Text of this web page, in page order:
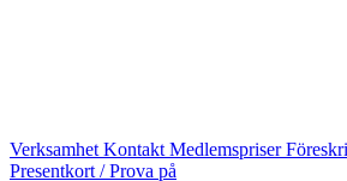
Verksamhet Kontakt Medlemspriser
Presentkort / Prova på